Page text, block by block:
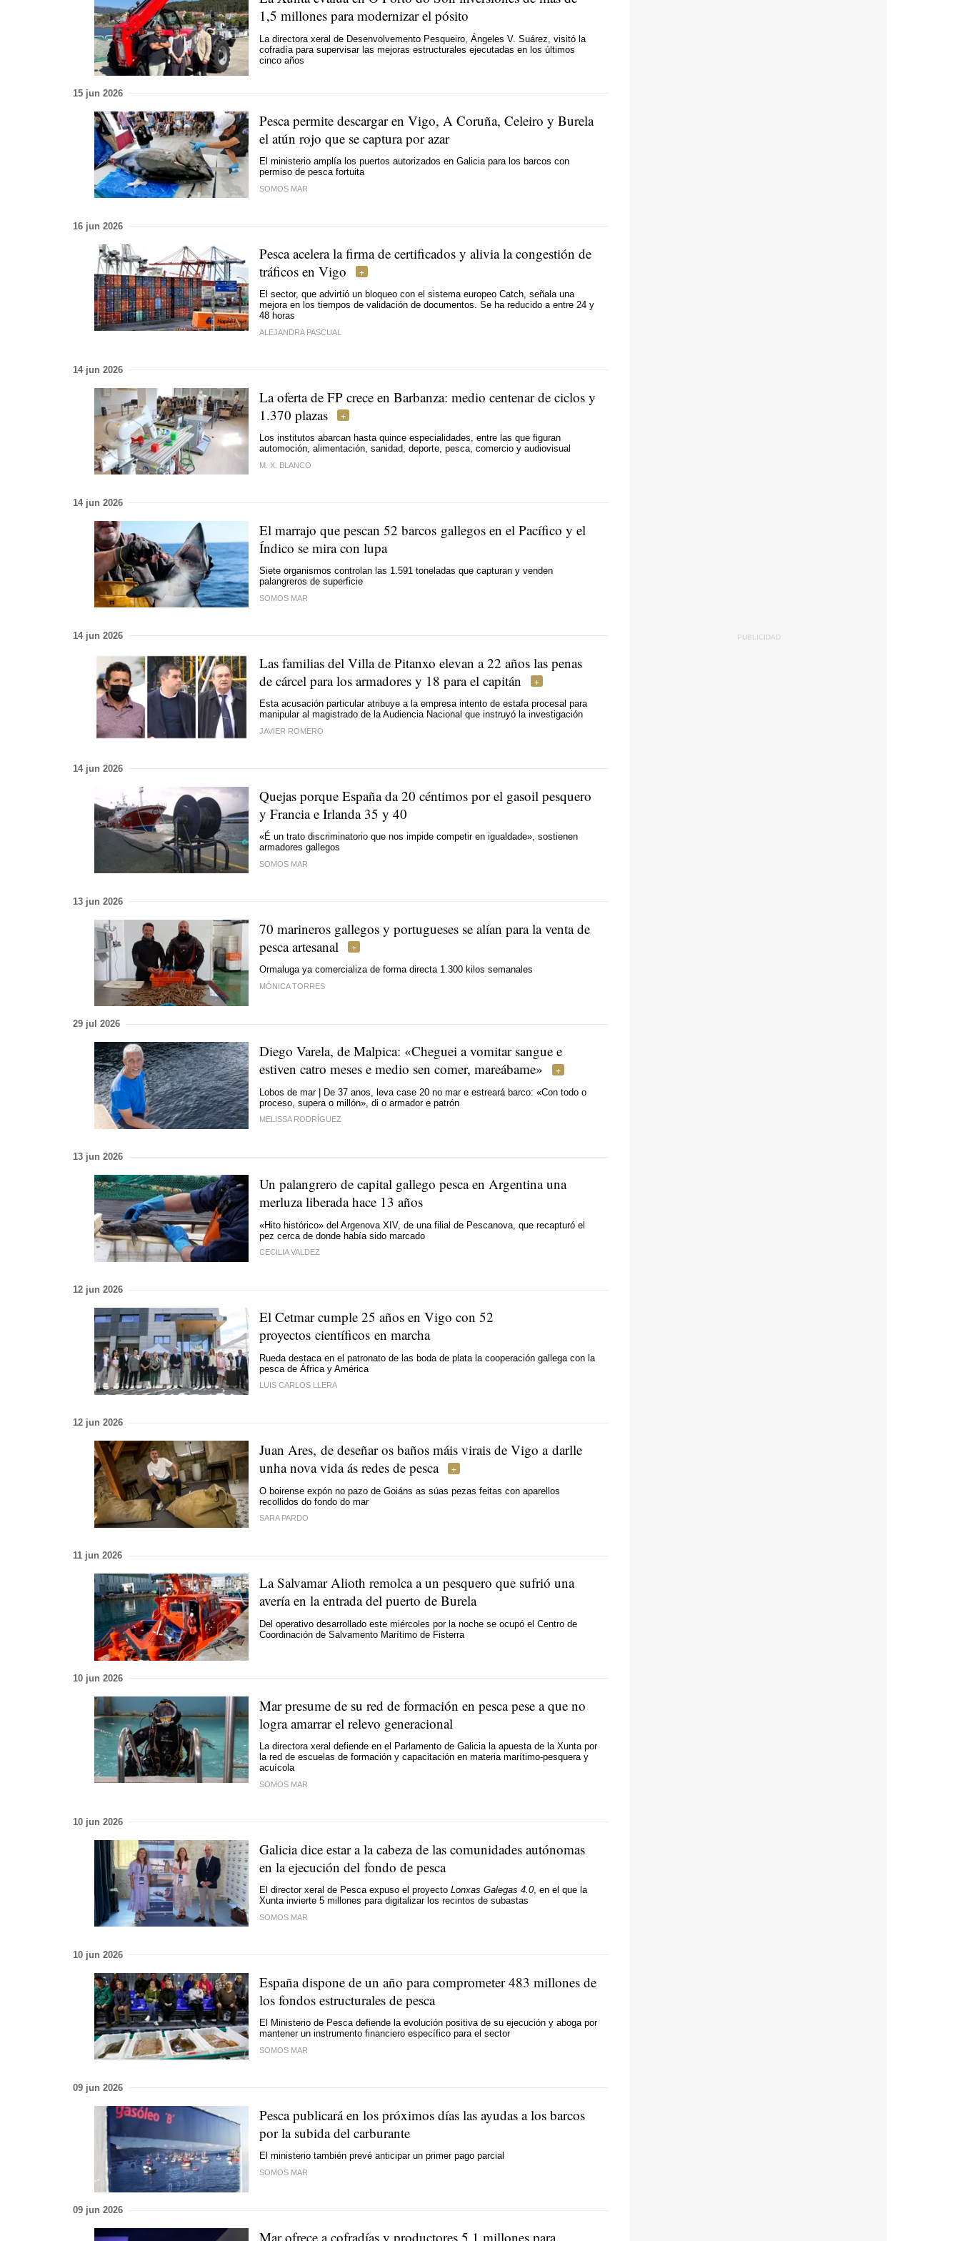
1,5 millones para modernizar el pósito
La directora xeral de Desenvolvemento Pesqueiro, Ángeles V. Suárez, visitó la
cofradía para supervisar las mejoras estructurales ejecutadas en los últimos
cinco años
15 jun 2026
Pesca permite descargar en Vigo, A Coruña, Celeiro y Burela
el atún rojo que se captura por azar
El ministerio amplía los puertos autorizados en Galicia para los barcos con
permiso de pesca fortuita
SOMOS MAR
16 jun 2026
Pesca acelera la firma de certificados y alivia la congestión de
tráficos en Vigo
El sector, que advirtió un bloqueo con el sistema europeo Catch, señala una
mejora en los tiempos de validación de documentos. Se ha reducido a entre 24 y
48 horas
ALEJANDRA PASCUAL
14 jun 2026
La oferta de FP crece en Barbanza: medio centenar de ciclos y
1.370 plazas
Los institutos abarcan hasta quince especialidades, entre las que figuran
automoción, alimentación, sanidad, deporte, pesca, comercio y audiovisual
M. X. BLANCO
14 jun 2026
El marrajo que pescan 52 barcos gallegos en el Pacífico y el
Índico se mira con lupa
Siete organismos controlan las 1.591 toneladas que capturan y venden
palangreros de superficie
SOMOS MAR
14 jun 2026
Las familias del Villa de Pitanxo elevan a 22 años las penas
de cárcel para los armadores y 18 para el capitán
Esta acusación particular atribuye a la empresa intento de estafa procesal para
manipular al magistrado de la Audiencia Nacional que instruyó la investigación
JAVIER ROMERO
14 jun 2026
Quejas porque España da 20 céntimos por el gasoil pesquero
y Francia e Irlanda 35 y 40
«É un trato discriminatorio que nos impide competir en igualdade», sostienen
armadores gallegos
SOMOS MAR
13 jun 2026
70 marineros gallegos y portugueses se alían para la venta de
pesca artesanal
Ormaluga ya comercializa de forma directa 1.300 kilos semanales
MÓNICA TORRES
29 jul 2026
Diego Varela, de Malpica: «Cheguei a vomitar sangue e
estiven catro meses e medio sen comer, mareábame»
Lobos de mar | De 37 anos, leva case 20 no mar e estreará barco: «Con todo o
proceso, supera o millón», di o armador e patrón
MELISSA RODRÍGUEZ
13 jun 2026
Un palangrero de capital gallego pesca en Argentina una
merluza liberada hace 13 años
«Hito histórico» del Argenova XIV, de una filial de Pescanova, que recapturó el
pez cerca de donde había sido marcado
CECILIA VALDEZ
12 jun 2026
El Cetmar cumple 25 años en Vigo con 52
proyectos científicos en marcha
Rueda destaca en el patronato de las boda de plata la cooperación gallega con la
pesca de África y América
LUIS CARLOS LLERA
12 jun 2026
Juan Ares, de deseñar os baños máis virais de Vigo a darlle
unha nova vida ás redes de pesca
O boirense expón no pazo de Goiáns as súas pezas feitas con aparellos
recollidos do fondo do mar
SARA PARDO
11 jun 2026
La Salvamar Alioth remolca a un pesquero que sufrió una
avería en la entrada del puerto de Burela
Del operativo desarrollado este miércoles por la noche se ocupó el Centro de
Coordinación de Salvamento Marítimo de Fisterra
10 jun 2026
Mar presume de su red de formación en pesca pese a que no
logra amarrar el relevo generacional
La directora xeral defiende en el Parlamento de Galicia la apuesta de la Xunta por
la red de escuelas de formación y capacitación en materia marítimo-pesquera y
acuícola
SOMOS MAR
10 jun 2026
Galicia dice estar a la cabeza de las comunidades autónomas
en la ejecución del fondo de pesca
El director xeral de Pesca expuso el proyecto Lonxas Galegas 4.0, en el que la
Xunta invierte 5 millones para digitalizar los recintos de subastas
SOMOS MAR
10 jun 2026
España dispone de un año para comprometer 483 millones de
los fondos estructurales de pesca
El Ministerio de Pesca defiende la evolución positiva de su ejecución y aboga por
mantener un instrumento financiero específico para el sector
SOMOS MAR
09 jun 2026
Pesca publicará en los próximos días las ayudas a los barcos
por la subida del carburante
El ministerio también prevé anticipar un primer pago parcial
SOMOS MAR
09 jun 2026
Mar ofrece a cofradías y productores 5,1 millones para